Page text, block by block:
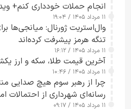
انجام حملات خودداری کنم+
۱۱ مرداد ۱۴۰۵ / ۱۹:۰۴
وال‌استریت ژورنال: میانجی‌ها
تنگه هرمز پیشرفت کرده‌اند
۱۱ مرداد ۱۴۰۵ / ۱۶:۱۲
آخرین قیمت طلا، سکه و ارز یکشنبه 11
۱۱ مرداد ۱۴۰۵ / ۱۰:۴۶
چرا از رهبر سوم هیچ صدایی
رسانه‌ای شهرداری از احتمالات
۱۱ مرداد ۱۴۰۵ / ۰۹:۱۷